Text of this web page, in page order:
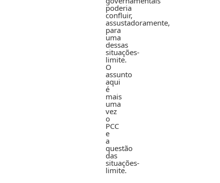
poderia
confluir,
assustadoramente,
para
uma
dessas
situações-
limite.
O
assunto
aqui
é
mais
uma
vez
o
PCC
e
a
questão
das
situações-
limite.